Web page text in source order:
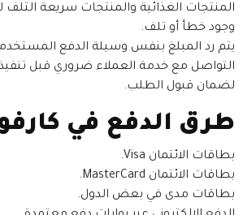
المنتجات الغذائية والمنتجات سريعة التلف
وجود خطأ أو تلف.
يتم رد المبلغ بنفس وسيلة الدفع
التواصل مع خدمة العملاء ضروري قبل تنفيذ
لضمان قبول الطلب.
طرق الدفع في
بطاقات الائتمان Visa.
بطاقات الائتمان MasterCard.
بطاقات مدى في بعض الدول.